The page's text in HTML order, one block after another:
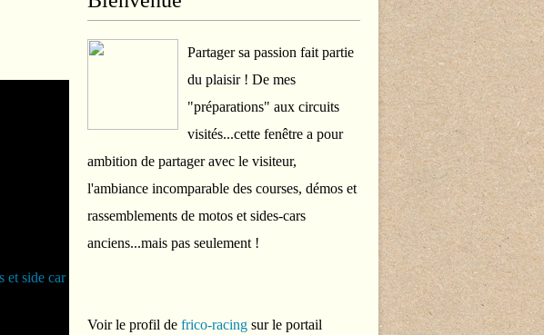
Partager sa passion fait partie
du plaisir ! De mes
"préparations" aux circuits
visités...cette fenêtre a pour
ambition de partager avec le visiteur,
l'ambiance incomparable des courses, démos et
rassemblements de motos et sides-cars
anciens...mais pas seulement !
Voir le profil de frico-racing sur le portail